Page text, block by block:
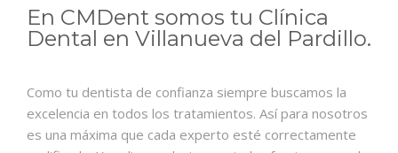
En CMDent somos tu Clínica
Dental en Villanueva del Pardillo.
Como tu dentista de confianza siempre buscamos la
excelencia en todos los tratamientos. Así para nosotros
es una máxima que cada experto esté correctamente